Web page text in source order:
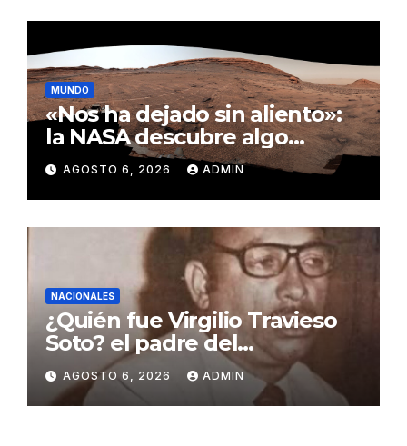
MUNDO
«Nos ha dejado sin aliento»:
la NASA descubre algo
insólito en Marte
AGOSTO 6, 2026 ADMIN
NACIONALES
¿Quién fue Virgilio Travieso
Soto? el padre del
baloncesto dominicano
AGOSTO 6, 2026 ADMIN